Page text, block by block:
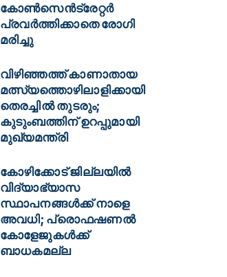
കോൺസെൻട്രേറ്റർ
പ്രവർത്തിക്കാതെ രോഗി
മരിച്ചു
വിഴിഞ്ഞത്ത് കാണാതായ
മത്സ്യത്തൊഴിലാളിക്കായി
തെരച്ചിൽ തുടരും;
കുടുംബത്തിന് ഉറപ്പുമായി
മുഖ്യമന്ത്രി
കോഴിക്കോട് ജില്ലയിൽ
വിദ്യാഭ്യാസ
സ്ഥാപനങ്ങൾക്ക് നാളെ
അവധി; പ്രൊഫഷണൽ
കോളേജുകൾക്ക്
ബാധകമല്ല